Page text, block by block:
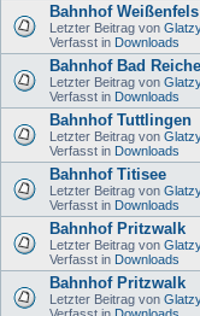
Bahnhof Weißenfels
Letzter Beitrag von
Verfasst in Downloads
Bahnhof Bad
Letzter Beitrag von
Verfasst in Downloads
Bahnhof Tuttlingen
Letzter Beitrag von
Verfasst in Downloads
Bahnhof Titisee
Letzter Beitrag von
Verfasst in Downloads
Bahnhof Pritzwalk
Letzter Beitrag von
Verfasst in Downloads
Bahnhof Pritzwalk
Letzter Beitrag von
Verfasst in Downloads